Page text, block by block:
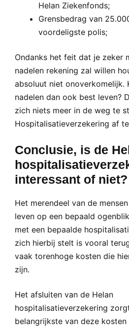
Helan Ziekenfonds;
Grensbedrag van
voordeligste polis;
Ondanks het feit dat je zeker
nadelen rekening zal willen
absoluut niet onoverkomelijk.
nadelen dan ook best leven?
zich niets meer in de weg te
Hospitalisatieverzekering af
Conclusie, is de
interessant of niet?
Het merendeel van de
leven op een bepaald
met een bepaalde
zich hierbij stelt is vooral
vaak torenhoge kosten die
zijn.
Het afsluiten van de Helan
hospitalisatieverzekering
belangrijkste van deze